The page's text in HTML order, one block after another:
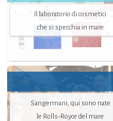
Il laboratorio di cosmetici
che si specchia in mare
Sangermani, qui sono nate
le Rolls-Royce del mare